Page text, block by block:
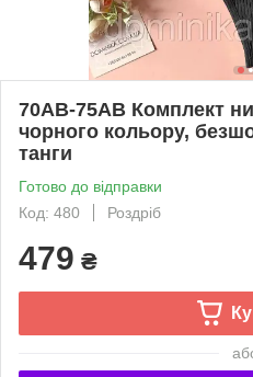
70AB-75AB Комплект
чорного кольору,
танги
Готово до відправки
Код: 480
Роздріб
479 ₴